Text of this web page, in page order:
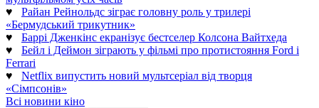
♥ Райан Рейнольдс зіграє головну роль у трилері
«Бермудський трикутник»
♥ Баррі Дженкінс екранізує бестселер Колсона Вайтхеда
♥ Бейл і Деймон зіграють у фільмі про протистояння Ford і
Ferrari
♥ Netflix випустить новий мультсеріал від творця
«Сімпсонів»
Всі новини кіно